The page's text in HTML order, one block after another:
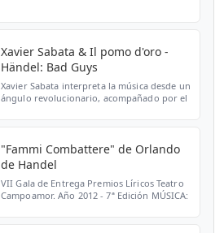
Xavier Sabata & Il pomo d'oro -
Händel: Bad Guys
Xavier Sabata interpreta la música desde un
ángulo revolucionario, acompañado por el
"Fammi Combattere" de Orlando
de Handel
VII Gala de Entrega Premios Líricos Teatro
Campoamor. Año 2012 - 7ª Edición MÚSICA: